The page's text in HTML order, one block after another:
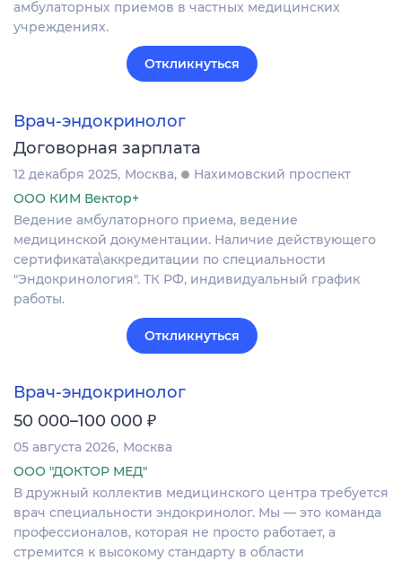
амбулаторных приемов в частных медицинских
учреждениях.
Откликнуться
Врач-эндокринолог
Договорная зарплата
12 декабря 2025 Москва
Нахимовский проспект
ООО КИМ Вектор+
Ведение амбулаторного приема, ведение
медицинской документации. Наличие действующего
сертификата\аккредитации по специальности
"Эндокринология". ТК РФ, индивидуальный график
работы.
Откликнуться
Врач-эндокринолог
50 000–100 000 ₽
05 августа 2026 Москва
ООО "ДОКТОР МЕД"
В дружный коллектив медицинского центра требуется
врач специальности эндокринолог. Мы — это команда
профессионалов, которая не просто работает, а
стремится к высокому стандарту в области